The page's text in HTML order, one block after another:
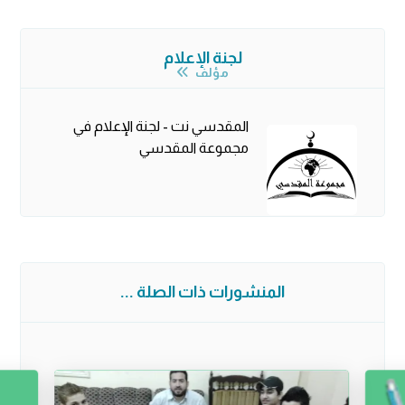
لجنة الإعلام
مؤلف
المقدسي نت - لجنة الإعلام في
مجموعة المقدسي
المنشورات ذات الصلة ...